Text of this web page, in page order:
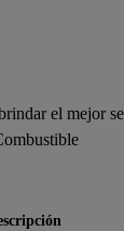
el mejor